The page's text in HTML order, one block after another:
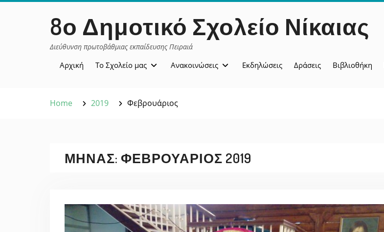
8ο Δημοτικό Σχολείο Νίκαιας
Διεύθυνση πρωτοβάθμιας εκπαίδευσης Πειραιά
Αρχική Το Σχολείο μας Ανακοινώσεις Εκδηλώσεις Δράσεις Βιβλιοθήκη
Home 2019 Φεβρουάριος
ΜΉΝΑΣ: ΦΕΒΡΟΥΆΡΙΟΣ 2019